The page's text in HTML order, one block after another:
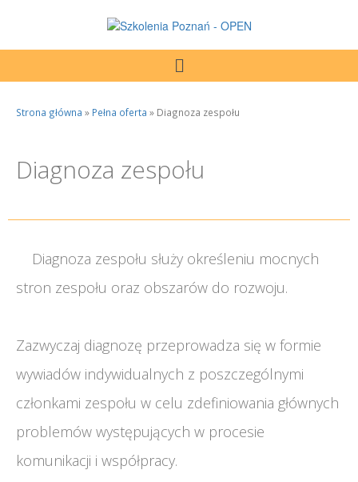
Strona główna » Pełna oferta » Diagnoza zespołu
Diagnoza zespołu
Diagnoza zespołu służy określeniu mocnych
stron zespołu oraz obszarów do rozwoju.
Zazwyczaj diagnozę przeprowadza się w formie
wywiadów indywidualnych z poszczególnymi
członkami zespołu w celu zdefiniowania głównych
problemów występujących w procesie
komunikacji i współpracy.